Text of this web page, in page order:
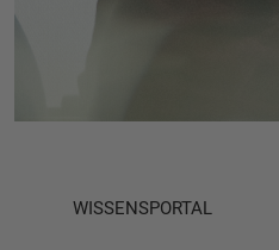
WISSENSPORTAL